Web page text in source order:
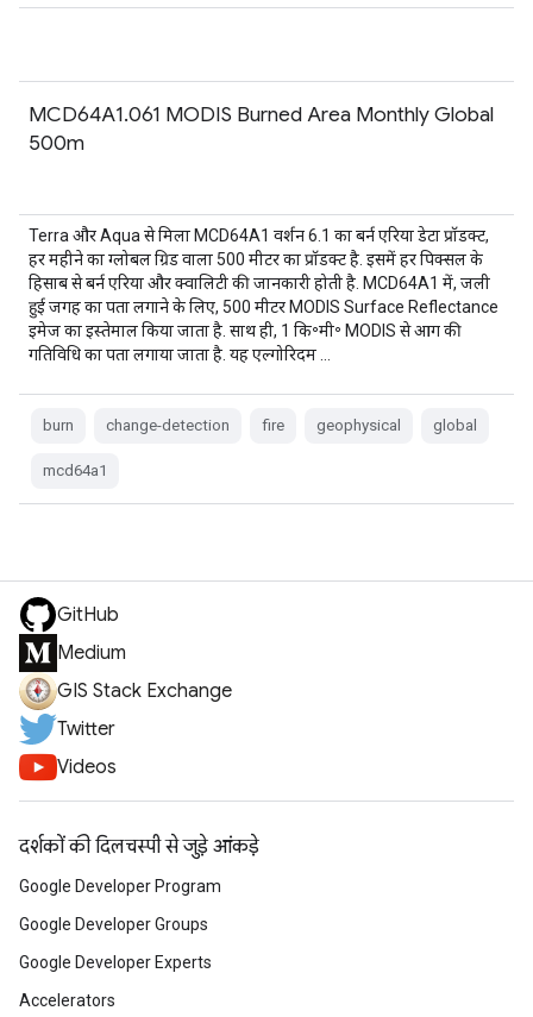
MCD64A1.061 MODIS Burned Area Monthly Global
500m
Terra और Aqua से मिला MCD64A1 वर्शन 6.1 का बर्न एरिया डेटा प्रॉडक्ट,
हर महीने का ग्लोबल ग्रिड वाला 500 मीटर का प्रॉडक्ट है. इसमें हर पिक्सल के
हिसाब से बर्न एरिया और क्वालिटी की जानकारी होती है. MCD64A1 में, जली
हुई जगह का पता लगाने के लिए, 500 मीटर MODIS Surface Reflectance
इमेज का इस्तेमाल किया जाता है. साथ ही, 1 कि॰मी॰ MODIS से आग की
गतिविधि का पता लगाया जाता है. यह एल्गोरिदम …
burn change-detection fire geophysical global
mcd64a1
GitHub
Medium
GIS Stack Exchange
Twitter
Videos
दर्शकों की दिलचस्पी से जुड़े आंकड़े
Google Developer Program
Google Developer Groups
Google Developer Experts
Accelerators